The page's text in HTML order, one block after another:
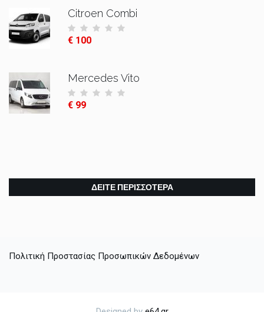
Citroen Combi
€ 100
Mercedes Vito
€ 99
ΔΕΊΤΕ ΠΕΡΙΣΣΌΤΕΡΑ
Πολιτική Προστασίας Προσωπικών Δεδομένων